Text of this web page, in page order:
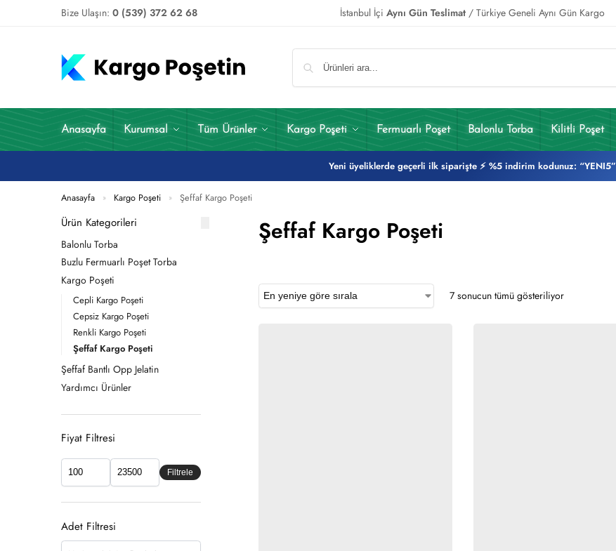
Bize Ulaşın: 0 (539) 372 62 68 İstanbul İçi Aynı Gün Teslimat/ Türkiye Geneli Aynı Gün Kargo
Anasayfa Kurumsal Tüm Ürünler Kargo Poşeti Fermuarlı Poşet Balonlu Torba Kilitli Poşet
Yeni üyeliklerde geçerli ilk siparişte ⚡ %5 indirim kodunuz: “YENI5”
Anasayfa » Kargo Poşeti » Şeffaf Kargo Poşeti
Şeffaf Kargo Poşeti
7 sonucun tümü gösteriliyor
Ürün Kategorileri
Balonlu Torba
Buzlu Fermuarlı Poşet Torba
Kargo Poşeti
Cepli Kargo Poşeti
Cepsiz Kargo Poşeti
Renkli Kargo Poşeti
Şeffaf Kargo Poşeti
Şeffaf Bantlı Opp Jelatin
Yardımcı Ürünler
Fiyat Filtresi
Filtrele
Adet Filtresi